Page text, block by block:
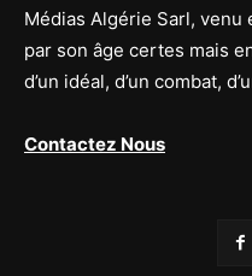
Médias Algérie Sarl,
par son âge certes mais
d’un idéal, d’un combat,
Contactez Nous